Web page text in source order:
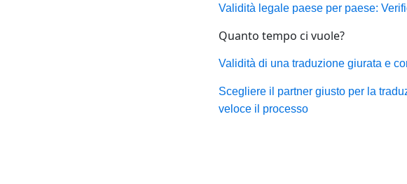
Validità legale paese per paese:
Quanto tempo ci vuole?
Validità di una traduzione giurata e
Scegliere il partner giusto per la
veloce il processo